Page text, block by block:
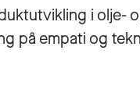
i olje-
på empati og